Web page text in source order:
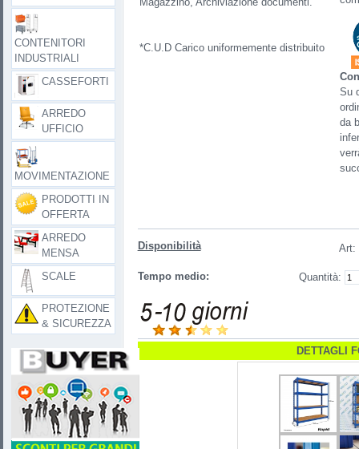
*C.U.D Carico uniformemente distribuito
Su
da
Disponibilità
Tempo medio:
Art:
Quantità:
DETTAGLI
CONTENITORI
INDUSTRIALI
CASSEFORTI
ARREDO
UFFICIO
MOVIMENTAZIONE
PRODOTTI IN
OFFERTA
ARREDO
MENSA
SCALE
PROTEZIONE
& SICUREZZA